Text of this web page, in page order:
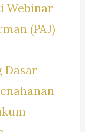
Webinar
(PAJ)
Dasar